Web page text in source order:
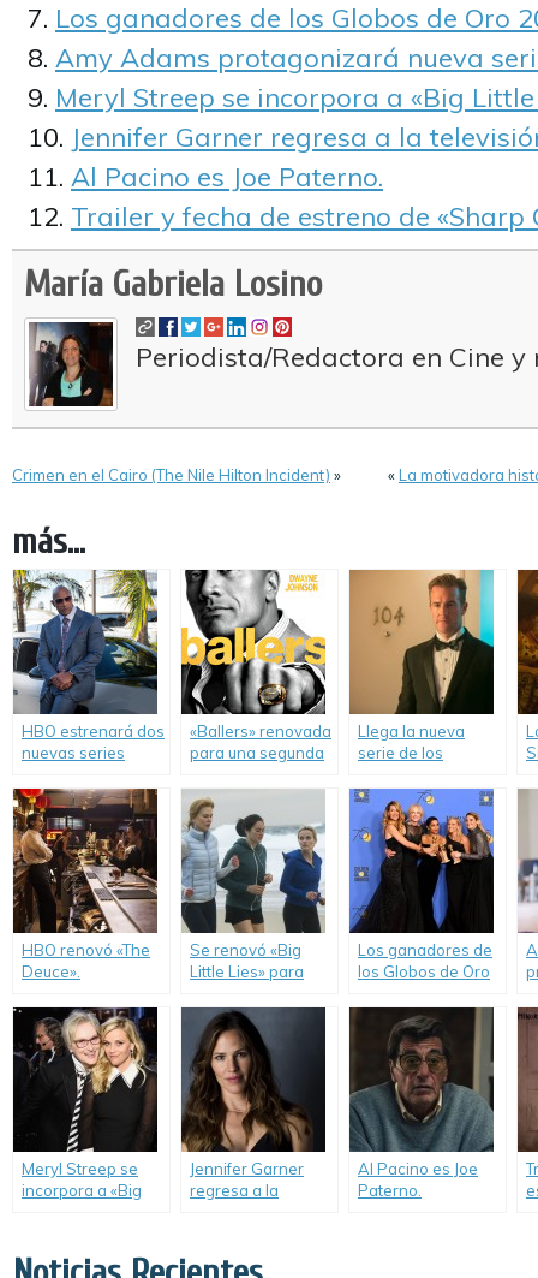
Los ganadores de los Globos de Oro
Amy Adams protagonizará nueva
Meryl Streep se incorpora a «Big Little
Jennifer Garner regresa a la
Al Pacino es Joe Paterno.
Trailer y fecha de estreno de «Sharp
María Gabriela Losino
Periodista/Redactora en Cine y
Crimen en el Cairo (The Nile Hilton Incident) » «La motivadora
más...
HBO estrenará dos
nuevas series
«Ballers» renovada
para una segunda
Llega la nueva
serie de los
HBO renovó «The
Deuce».
Se renovó «Big
Little Lies» para
temporada.
Los ganadores de
los Globos de Oro
Meryl Streep se
incorpora a «Big
Jennifer Garner
regresa a la
Al Pacino es Joe
Paterno.